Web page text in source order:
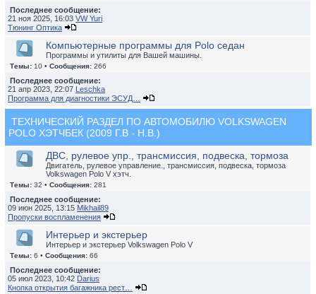
Последнее сообщение:
21 ноя 2025, 16:03 VW Yuri
Тюнинг Оптика
Компьютерные программы для Polo седан
Программы и утилиты для Вашей машины.
Темы: 10 • Сообщения: 266
Последнее сообщение:
21 апр 2023, 22:07 Leschka
Программа для диагностики ЭСУД…
ТЕХНИЧЕСКИЙ РАЗДЕЛ ПО АВТОМОБИЛЮ VOLKSWAGEN
POLO ХЭТЧБЕК (2009 Г.В - Н.В.)
ДВС, рулевое упр., трансмиссия, подвеска, тормоза
Двигатель, рулевое управление., трансмиссия, подвеска, тормоза
Volkswagen Polo V хэтч.
Темы: 32 • Сообщения: 281
Последнее сообщение:
09 июн 2025, 13:15 Mikhail89
Пропуски воспламенения
Интерьер и экстерьер
Интерьер и экстерьер Volkswagen Polo V
Темы: 6 • Сообщения: 66
Последнее сообщение:
05 июл 2023, 10:42 Darius
Кнопка открытия багажника рест…